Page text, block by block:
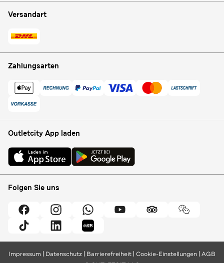
Versandart
Zahlungsarten
Outletcity App laden
Folgen Sie uns
Impressum Datenschutz Barrierefreiheit Cookie-Einstellungen AGB